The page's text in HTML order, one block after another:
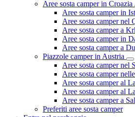
Aree sosta camper in Croazia
Aree sosta camper in
Aree sosta camper nel
Aree sosta camper a
Aree sosta camper in
Aree sosta camper a
Piazzole camper in Austria
Aree sosta camper nel
Aree sosta camper
Aree sosta camper al
Aree sosta camper al
Aree sosta camper a
Preferiti aree sosta camper